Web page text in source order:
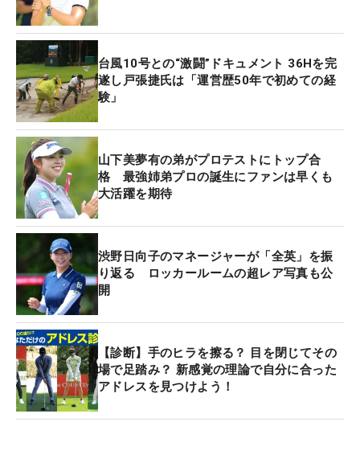
台風10号との“激闘”ドキュメント 36Hを完
遂し戸張捷氏は「運営歴50年で初めての経
験」
山下美夢有の弟がプロテストにトップ合
格 最強姉弟プロの誕生にファンは早くも
大活躍を期待
渋野日向子のマネージャーが「全英」を振
り返る ロッカールームの超レア写真も公
開
【診断】手のヒラを擦る？ 目を閉じてその
場で足踏み？ 新感覚の理論で自分に合った
アドレスを見つけよう！